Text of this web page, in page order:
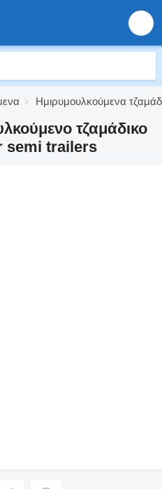
Ημιρυμουλκούμενα
τζαμάδικο
semi trailers